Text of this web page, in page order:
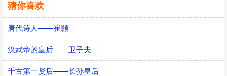
猜你喜欢
唐代诗人——崔颢
汉武帝的皇后——卫子夫
千古第一贤后——长孙皇后